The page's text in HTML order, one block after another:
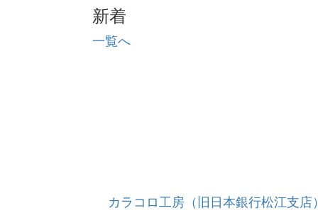
新着
一覧へ
カラコロ工房（旧日本銀行松江支店